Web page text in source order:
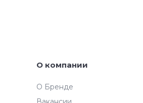
О компании
О Бренде